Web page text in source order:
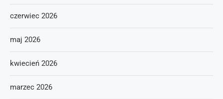
czerwiec 2026
maj 2026
kwiecień 2026
marzec 2026